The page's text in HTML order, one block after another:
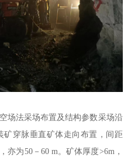
场法采场布置及结构参数采场沿
穿脉垂直矿体走向布置，间距
亦为50－60 m。矿体厚度>6m，